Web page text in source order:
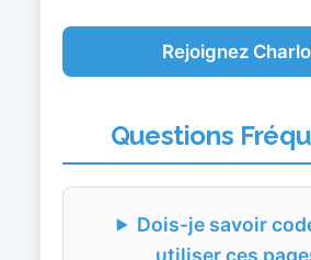
Rejoignez
Questions
Dois-je savoir
utiliser ces